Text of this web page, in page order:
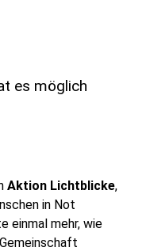
es möglich
Aktion Lichtblicke,
in Not
einmal mehr, wie